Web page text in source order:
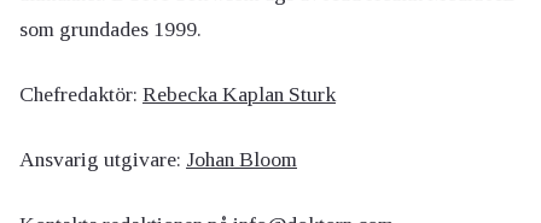
som grundades 1999.
Chefredaktör: Rebecka Kaplan Sturk
Ansvarig utgivare: Johan Bloom